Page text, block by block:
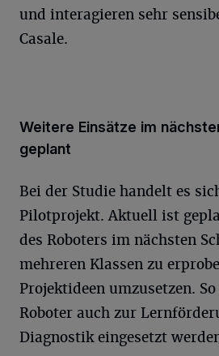
und interagieren sehr
Casale.
Weitere Einsätze im
geplant
Bei der Studie handelt es
Pilotprojekt. Aktuell ist
des Roboters im nächsten
mehreren Klassen zu
Projektideen umzusetzen.
Roboter auch zur
Diagnostik eingesetzt